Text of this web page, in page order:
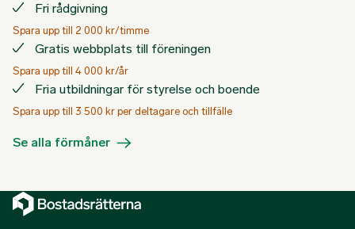
Fri rådgivning
Spara upp till 2 000 kr/timme
Gratis webbplats till föreningen
Spara upp till 4 000 kr/år
Fria utbildningar för styrelse och boende
Spara upp till 3 500 kr per deltagare och tillfälle
Se alla förmåner